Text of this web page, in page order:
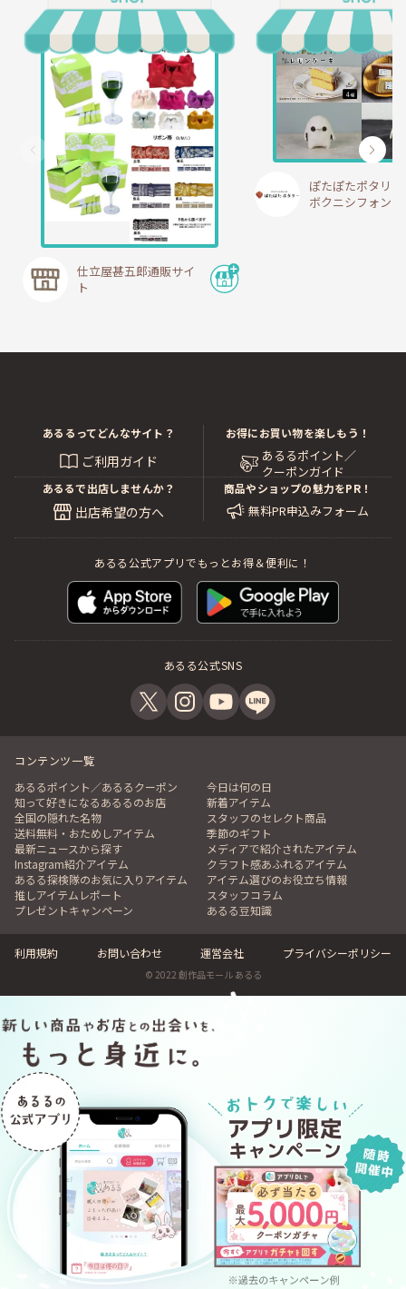
仕立屋甚五郎通販サイ
ト
ぽたぽたポタリ
ボクニシフォン
あるるってどんなサイト？
ご利用ガイド
お得にお買い物を楽しもう！
あるるポイント／
クーポンガイド
あるるで出店しませんか？
出店希望の方へ
商品やショップの魅力をPR！
無料PR申込みフォーム
あるる公式アプリでもっとお得＆便利に！
あるる公式SNS
コンテンツ一覧
あるるポイント／あるるクーポン
今日は何の日
知って好きになるあるるのお店
新着アイテム
全国の隠れた名物
スタッフのセレクト商品
送料無料・おためしアイテム
季節のギフト
最新ニュースから探す
メディアで紹介されたアイテム
Instagram紹介アイテム
クラフト感あふれるアイテム
あるる探検隊のお気に入りアイテム
アイテム選びのお役立ち情報
推しアイテムレポート
スタッフコラム
プレゼントキャンペーン
あるる豆知識
利用規約 お問い合わせ 運営会社 プライバシーポリシー
© 2022 創作品モール あるる